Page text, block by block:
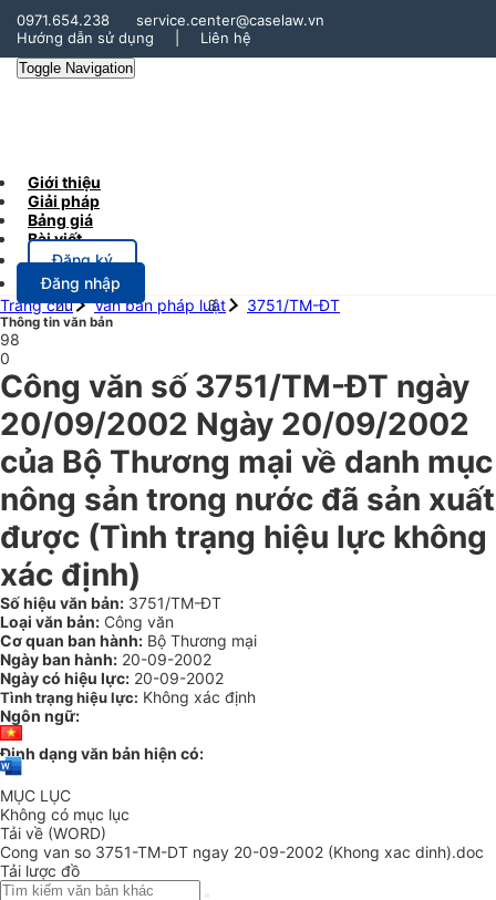
0971.654.238
service.center@caselaw.vn
Hướng dẫn sử dụng
Liên hệ
Toggle Navigation
Giới thiệu
Giải pháp
Bảng giá
Bài viết
Đăng ký
Đăng nhập
Trang chủ
Văn bản pháp luật 3751/TM-ĐT
Thông tin văn bản
98
0
Công văn số 3751/TM-ĐT ngày
20/09/2002 Ngày 20/09/2002
của Bộ Thương mại về danh mục
nông sản trong nước đã sản xuất
được (Tình trạng hiệu lực không
xác định)
Số hiệu văn bản: 3751/TM-ĐT
Loại văn bản: Công văn
Cơ quan ban hành: Bộ Thương mại
Ngày ban hành: 20-09-2002
Ngày có hiệu lực: 20-09-2002
Tình trạng hiệu lực: Không xác định
Ngôn ngữ:
Định dạng văn bản hiện có:
MỤC LỤC
Không có mục lục
Tải về (WORD)
Cong van so 3751-TM-DT ngay 20-09-2002 (Khong xac dinh).doc
Tải lược đồ